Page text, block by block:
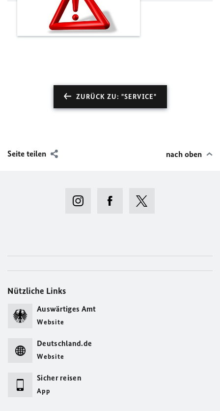
ZURÜCK ZU: "SERVICE"
Seite teilen nach oben
Nützliche Links
Auswärtiges Amt
Website
Deutschland.de
Website
Sicher reisen
App